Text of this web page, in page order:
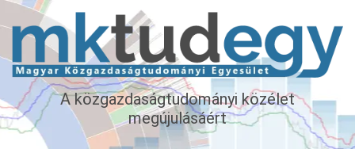
A közgazdaságtudományi közélet
megújulásáért